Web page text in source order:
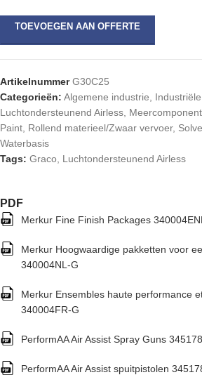
TOEVOEGEN AAN OFFERTE
ArtikelnummerG30C25
Categorieën: Algemene industrie
Luchtondersteunend Airless
Paint Rollend materieel/Zwaar vervoer,
Waterbasis
Tags: Graco Luchtondersteunend Airless
PDF
Merkur Fine Finish Packages
Merkur Hoogwaardige pakketten voor
340004NL-G
Merkur Ensembles haute performance
340004FR-G
PerformAA Air Assist Spray Guns
PerformAA Air Assist spuitpistolen